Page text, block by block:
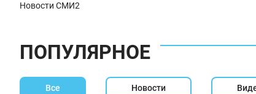
Новости СМИ2
ПОПУЛЯРНОЕ
Все Новости